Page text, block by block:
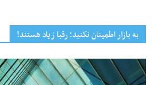
به بازار اطمینان نکنید؛ رقبا زیاد هستند!